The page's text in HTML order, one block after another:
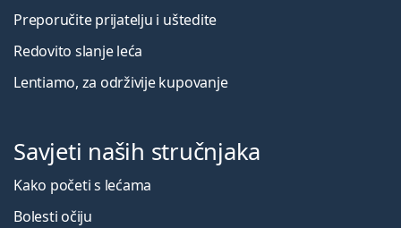
Preporučite prijatelju i uštedite
Redovito slanje leća
Lentiamo, za održivije kupovanje
Savjeti naših stručnjaka
Kako početi s lećama
Bolesti očiju